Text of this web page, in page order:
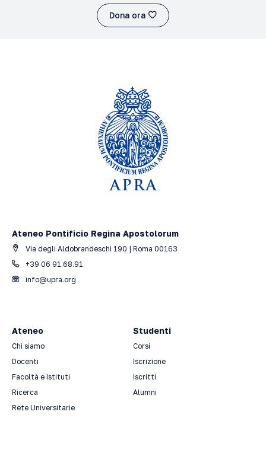
Dona ora
Ateneo Pontificio Regina Apostolorum
Via degli Aldobrandeschi 190 | Roma 00163
+39 06 91.68.91
info@upra.org
Ateneo
Chi siamo
Docenti
Facoltà e Istituti
Ricerca
Rete Universitarie
Studenti
Corsi
Iscrizione
Iscritti
Alumni